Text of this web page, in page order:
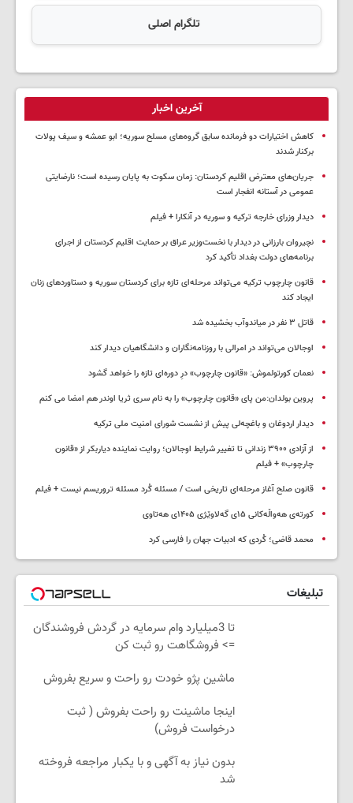
تلگرام اصلی
آخرین اخبار
کاهش اختیارات دو فرمانده سابق گروه‌های مسلح سوریه؛ ابو عمشه و سیف پولات
برکنار شدند
جریان‌های معترض اقلیم کردستان: زمان سکوت به پایان رسیده است؛ نارضایتی
عمومی در آستانه انفجار است
دیدار وزرای خارجه ترکیه و سوریه در آنکارا + فیلم
نچیروان بارزانی در دیدار با نخست‌وزیر عراق بر حمایت اقلیم کردستان از اجرای
برنامه‌های دولت بغداد تأکید کرد
قانون چارچوب ترکیه می‌تواند مرحله‌ای تازه برای کردستان سوریه و دستاوردهای زنان
ایجاد کند
قاتل ٣ نفر در میاندوآب بخشیده شد
اوجالان می‌تواند در امرالی با روزنامه‌نگاران و دانشگاهیان دیدار کند
نعمان کورتولموش: «قانون چارچوب» درِ دوره‌ای تازه را خواهد گشود
پروین بولدان:من پای «قانون چارچوب» را به نام سری ثریا اوندر هم امضا می کنم
دیدار اردوغان و باغچه‌لی پیش از نشست شورای امنیت ملی ترکیه
از آزادی ۳۹۰۰ زندانی تا تغییر شرایط اوجالان؛ روایت نماینده دیاربکر از «قانون
چارچوب» + فیلم
قانون صلح آغاز مرحله‌ای تاریخی است / مسئله کُرد مسئله تروریسم نیست + فیلم
کورتەی هەواڵەکانی ۱۵ی گەلاوێژی ۱۴۰۵ی هەتاوی
محمد قاضی؛ کُردی که ادبیات جهان را فارسی کرد
تبلیغات
تا 3میلیارد وام سرمایه در گردش فروشندگان
=> فروشگاهت رو ثبت کن
ماشین پژو خودت رو راحت و سریع بفروش
اینجا ماشینت رو راحت بفروش ( ثبت
درخواست فروش)
بدون نیاز به آگهی و با یکبار مراجعه فروخته
شد